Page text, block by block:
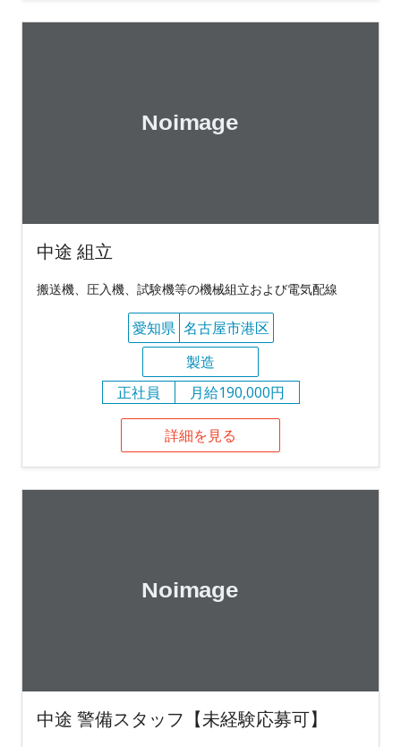
中途 組立
搬送機、圧入機、試験機等の機械組立および電気配線
愛知県 名古屋市港区
製造
正社員
月給190,000円
詳細を見る
中途 警備スタッフ【未経験応募可】